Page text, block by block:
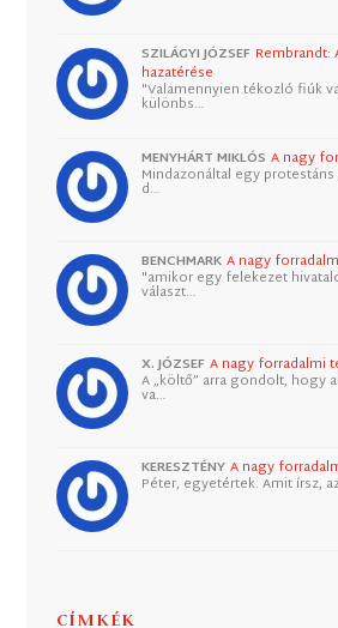
SZILÁGYI JÓZSEF
hazatérése
"Valamennyien tékozló fiúk
különbs…
MENYHÁRT MIKLÓS A nagy
Mindazonáltal egy
d…
BENCHMARK A nagy
"amikor egy felekezet
választ…
X. JÓZSEF A nagy forradalmi
A „költő” arra gondolt, hogy
va…
KERESZTÉNY A nagy
Péter, egyetértek. Amit írsz,
CÍMKÉK